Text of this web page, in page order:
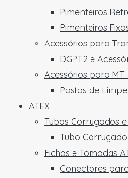
Pimenteiros
Pimenteiros
Acessórios para
DGPT2 e
Acessórios para MT
Pastas de
ATEX
Tubos Corrugados e
Tubo Corrugado
Fichas e Tomadas
Conectores